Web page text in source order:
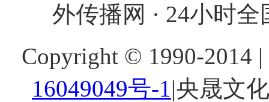
外传播网 · 24小时
Copyright © 1990-2014
16049049号-1|央晟文